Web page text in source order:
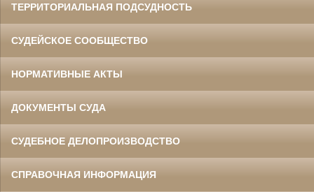
ТЕРРИТОРИАЛЬНАЯ ПОДСУДНОСТЬ
СУДЕЙСКОЕ СООБЩЕСТВО
НОРМАТИВНЫЕ АКТЫ
ДОКУМЕНТЫ СУДА
СУДЕБНОЕ ДЕЛОПРОИЗВОДСТВО
СПРАВОЧНАЯ ИНФОРМАЦИЯ